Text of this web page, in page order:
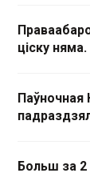
ціску няма.
Паўночная
Больш за 2